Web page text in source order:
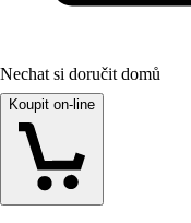
Nechat si doručit domů
Koupit on-line